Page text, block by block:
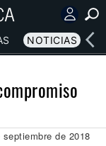
NOTICIAS
de 2018